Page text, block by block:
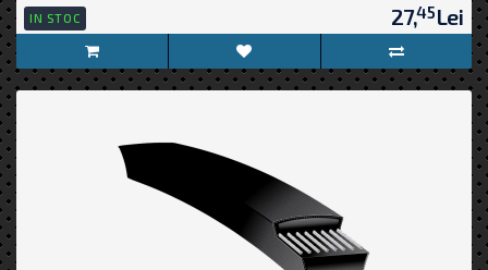
IN STOC 27,45Lei